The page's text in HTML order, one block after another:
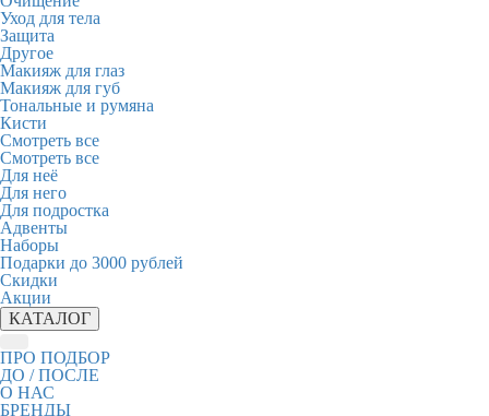
Уход для тела
Защита
Другое
Макияж для глаз
Макияж для губ
Тональные и румяна
Кисти
Смотреть все
Смотреть все
Для неё
Для него
Для подростка
Адвенты
Наборы
Подарки до 3000 рублей
Скидки
Акции
КАТАЛОГ
ПРО ПОДБОР
ДО / ПОСЛЕ
О НАС
БРЕНДЫ